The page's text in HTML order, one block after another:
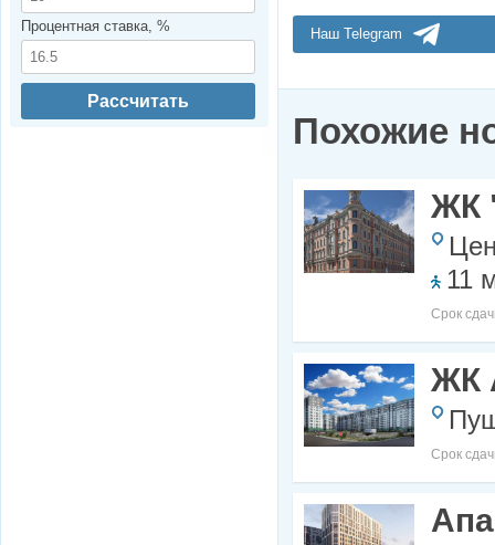
Наш Telegram
Похожие
ЖК
11
Срок
ЖК
Срок
Процентная ставка, %
Рассчитать